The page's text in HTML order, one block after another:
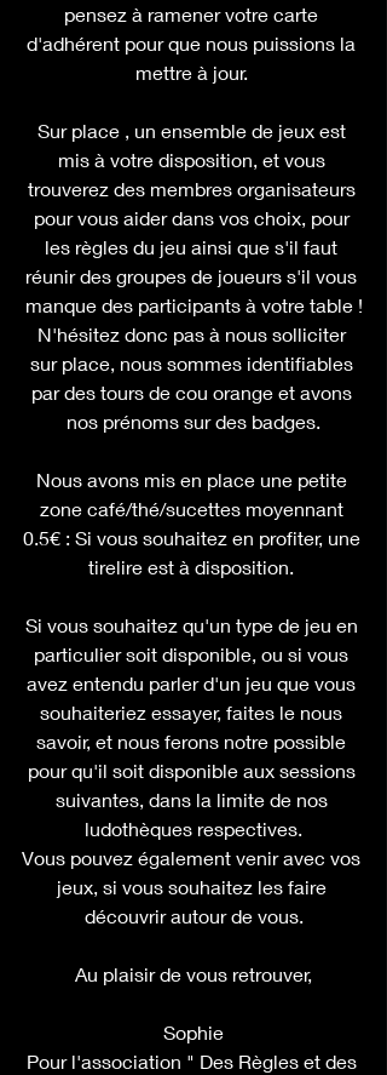
pensez à ramener votre carte
d'adhérent pour que nous puissions la
mettre à jour.
Sur place , un ensemble de jeux est
mis à votre disposition, et vous
trouverez des membres organisateurs
pour vous aider dans vos choix, pour
les règles du jeu ainsi que s'il faut
réunir des groupes de joueurs s'il vous
manque des participants à votre table !
N'hésitez donc pas à nous solliciter
sur place, nous sommes identifiables
par des tours de cou orange et avons
nos prénoms sur des badges.
Nous avons mis en place une petite
zone café/thé/sucettes moyennant
0.5€ : Si vous souhaitez en profiter, une
tirelire est à disposition.
Si vous souhaitez qu'un type de jeu en
particulier soit disponible, ou si vous
avez entendu parler d'un jeu que vous
souhaiteriez essayer, faites le nous
savoir, et nous ferons notre possible
pour qu'il soit disponible aux sessions
suivantes, dans la limite de nos
ludothèques respectives.
Vous pouvez également venir avec vos
jeux, si vous souhaitez les faire
découvrir autour de vous.
Au plaisir de vous retrouver,
Sophie
Pour l'association " Des Règles et des